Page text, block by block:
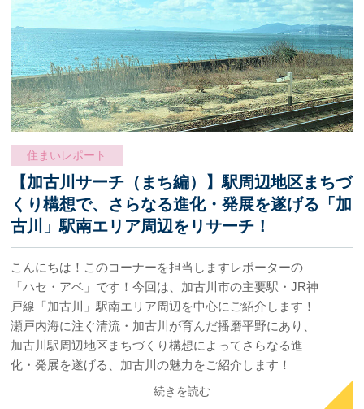
住まいレポート
【加古川サーチ（まち編）】駅周辺地区まちづ
くり構想で、さらなる進化・発展を遂げる「加
古川」駅南エリア周辺をリサーチ！
こんにちは！このコーナーを担当しますレポーターの
「ハセ・アベ」です！今回は、加古川市の主要駅・JR神
戸線「加古川」駅南エリア周辺を中心にご紹介します！
瀬戸内海に注ぐ清流・加古川が育んだ播磨平野にあり、
加古川駅周辺地区まちづくり構想によってさらなる進
化・発展を遂げる、加古川の魅力をご紹介します！
続きを読む